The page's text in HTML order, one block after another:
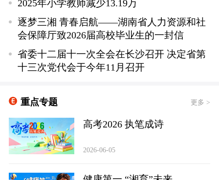
2025年小学教师减少13.19万
逐梦三湘 青春启航——湖南省人力资源和社
会保障厅致2026届高校毕业生的一封信
省委十二届十一次全会在长沙召开 决定省第
十三次党代会于今年11月召开
重点专题 更多 >
高考2026 执笔成诗
2026-06-05